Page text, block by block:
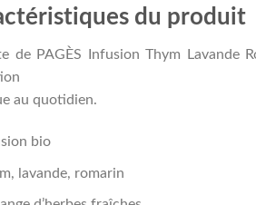
du produit
de PAGÈS Infusion Thym Lavande
au quotidien.
bio
lavande, romarin